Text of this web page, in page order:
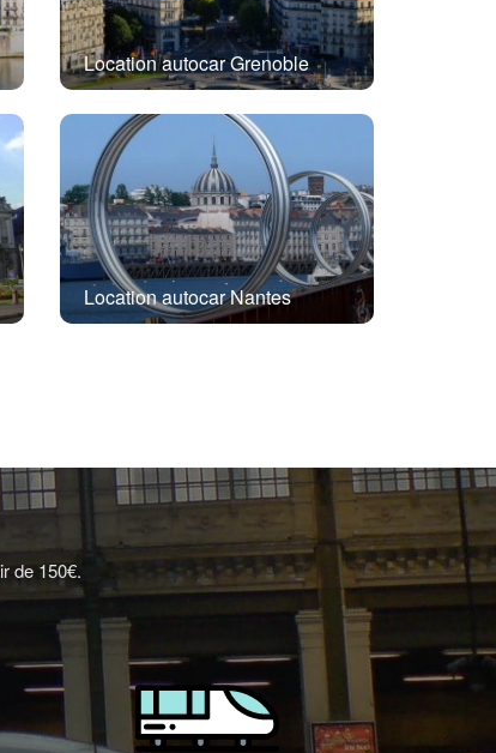
Location autocar Grenoble
Location autocar Nantes
de 150€.